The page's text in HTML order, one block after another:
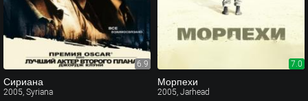
6.9
Сириана
2005, Syriana
7.0
Морпехи
2005, Jarhead